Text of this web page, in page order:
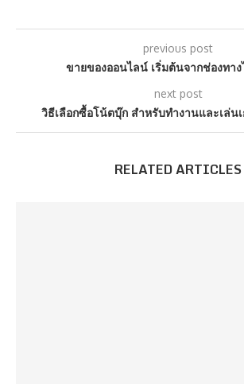
previous post
ขายของออนไลน์ เริ่มต้นจากช่องทา
next post
วิธีเลือกซื้อโน้ตบุ๊ก สำหรับทำงานและเล่น
RELATED ARTICLES